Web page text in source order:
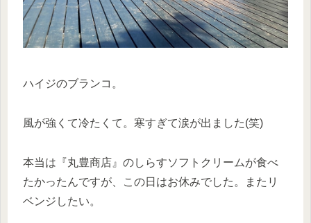
ハイジのブランコ。
風が強くて冷たくて。寒すぎて涙が出ました(笑)
本当は『丸豊商店』のしらすソフトクリームが食べ
たかったんですが、この日はお休みでした。またリ
ベンジしたい。